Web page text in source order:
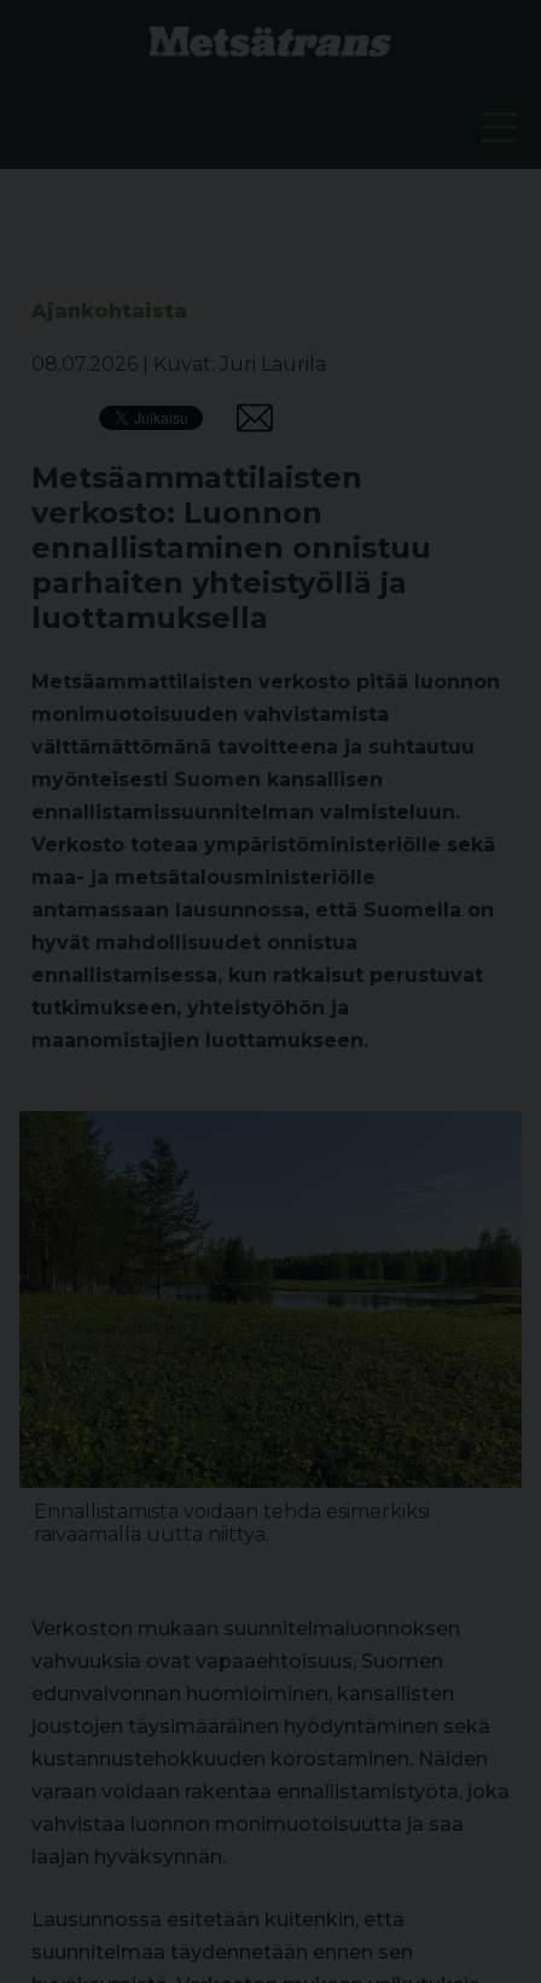
Ajankohtaista
08.07.2026 Kuvat: Juri Laurila
Metsäammattilaisten
verkosto: Luonnon
ennallistaminen onnistuu
parhaiten yhteistyöllä ja
luottamuksella
Metsäammattilaisten verkosto pitää luonnon
monimuotoisuuden vahvistamista
välttämättömänä tavoitteena ja suhtautuu
myönteisesti Suomen kansallisen
ennallistamissuunnitelman valmisteluun.
Verkosto toteaa ympäristöministeriölle sekä
maa- ja metsätalousministeriölle
antamassaan lausunnossa, että Suomella on
hyvät mahdollisuudet onnistua
ennallistamisessa, kun ratkaisut perustuvat
tutkimukseen, yhteistyöhön ja
maanomistajien luottamukseen.
Ennallistamista voidaan tehdä esimerkiksi
raivaamalla uutta niittyä.
Verkoston mukaan suunnitelmaluonnoksen
vahvuuksia ovat vapaaehtoisuus, Suomen
edunvalvonnan huomioiminen, kansallisten
joustojen täysimääräinen hyödyntäminen sekä
kustannustehokkuuden korostaminen. Näiden
varaan voidaan rakentaa ennallistamistyötä, joka
vahvistaa luonnon monimuotoisuutta ja saa
laajan hyväksynnän.
Lausunnossa esitetään kuitenkin, että
suunnitelmaa täydennetään ennen sen